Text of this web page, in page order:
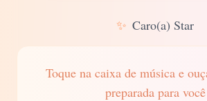
✨ Caro(a) Star
Toque na caixa de música e
preparada para você